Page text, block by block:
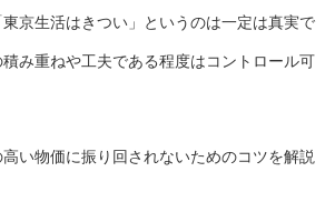
京生活はきつい」というのは一定は真実で
み重ねや工夫である程度はコントロール可
い物価に振り回されないためのコツを解説